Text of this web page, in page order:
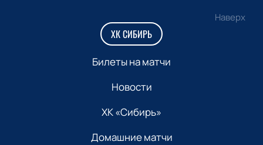
Наверх
ХК СИБИРЬ
Билеты на матчи
Новости
ХК «Сибирь»
Домашние матчи